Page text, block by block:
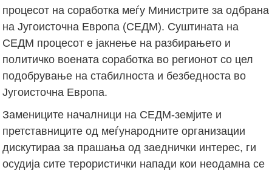
процесот на соработка меѓу Министрите за одбрана
на Југоисточна Европа (СЕДМ). Суштината на
СЕДМ процесот е јакнење на разбирањето и
политичко воената соработка во регионот со цел
подобрување на стабилноста и безбедноста во
Југоисточна Европа.
Замениците началници на СЕДМ-земјите и
претставниците од меѓународните организации
дискутираа за прашања од заеднички интерес, ги
осудија сите терористички напади кои неодамна се